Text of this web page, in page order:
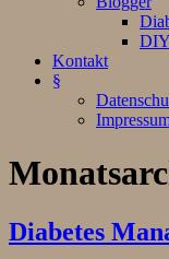
DIY
Kontakt
§
Diabetes